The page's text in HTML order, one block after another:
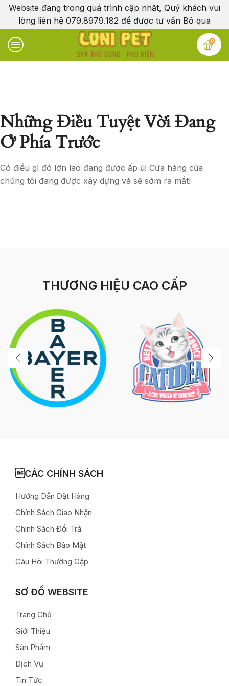
Website đang trong quá trình cập nhật, Quý khách vui
lòng liên hệ 079.8979.182 để được tư vấn Bỏ qua
0
Những Điều Tuyệt Vời Đang
Ở Phía Trước
Có điều gì đó lớn lao đang được ấp ủ! Cửa hàng của
chúng tôi đang được xây dựng và sẽ sớm ra mắt!
THƯƠNG HIỆU CAO CẤP
CÁC CHÍNH SÁCH
Hướng Dẫn Đặt Hàng
Chính Sách Giao Nhận
Chính Sách Đổi Trả
Chính Sách Bảo Mật
Câu Hỏi Thường Gặp
SƠ ĐỒ WEBSITE
Trang Chủ
Giới Thiệu
Sản Phẩm
Dịch Vụ
Tin Tức